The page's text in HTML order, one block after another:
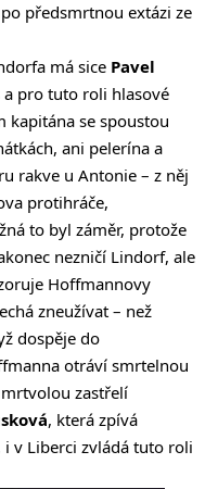
předsmrtnou extázi ze
má sice Pavel
pro tuto roli hlasové
kapitána se spoustou
ani pelerína a
rakve u Antonie – z něj
protihráče,
to byl záměr, protože
nezničí Lindorf, ale
Hoffmannovy
zneužívat – než
dospěje do
otráví smrtelnou
zastřelí
, která zpívá
i v Liberci zvládá tuto roli